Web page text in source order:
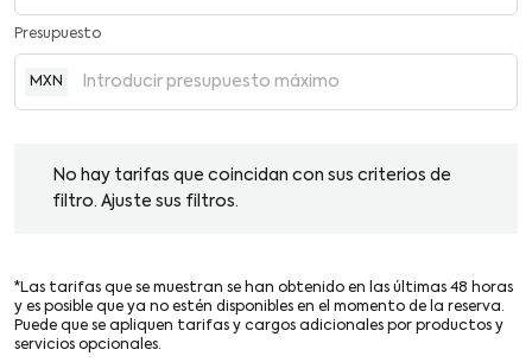
Presupuesto
MXN
No hay tarifas que coincidan con sus criterios de
filtro. Ajuste sus filtros.
*Las tarifas que se muestran se han obtenido en las últimas 48 horas
y es posible que ya no estén disponibles en el momento de la reserva.
Puede que se apliquen tarifas y cargos adicionales por productos y
servicios opcionales.